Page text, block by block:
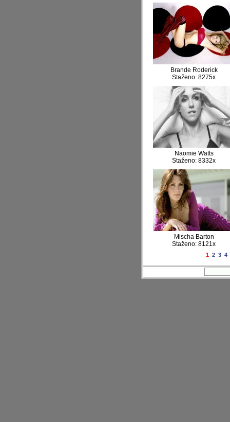
Brande Roderick
Staženo: 8275x
Naomie Watts
Staženo: 8332x
Mischa Barton
Staženo: 8121x
1 2 3 4